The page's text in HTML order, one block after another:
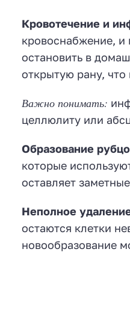
Кровотечение и
кровоснабжение, и
остановить в
открытую рану, что
Важно понимать:
целлюлиту или
Образование
которые
оставляет
Неполное
остаются клетки
новообразование